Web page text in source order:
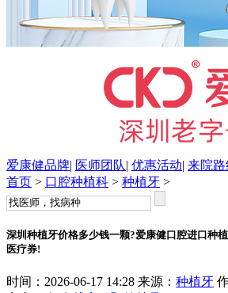
爱康健品牌| 医师团队| 优惠活动| 来院路
首页 > 口腔种植科 > 种植牙 >
深圳种植牙价格多少钱一颗?爱康健口腔进口种
医疗券!
时间：2026-06-17 14:28 来源： 种植牙